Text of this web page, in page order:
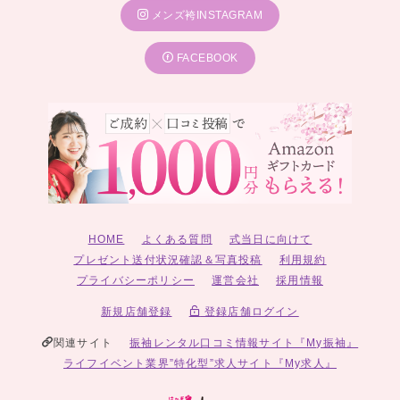
メンズ袴INSTAGRAM
FACEBOOK
HOME よくある質問
式当日に向けて
プレゼント送付状況確認＆写真投稿
利用規約
プライバシーポリシー
運営会社 採用情報
新規店舗登録 登録店舗ログイン
関連サイト
振袖レンタル口コミ情報サイト『My振袖』
ライフイベント業界”特化型”求人サイト『My求人』